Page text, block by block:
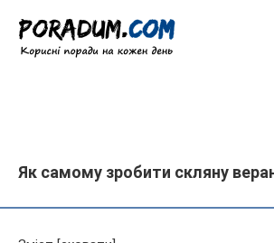
вмісту
Як самому зробити скляну